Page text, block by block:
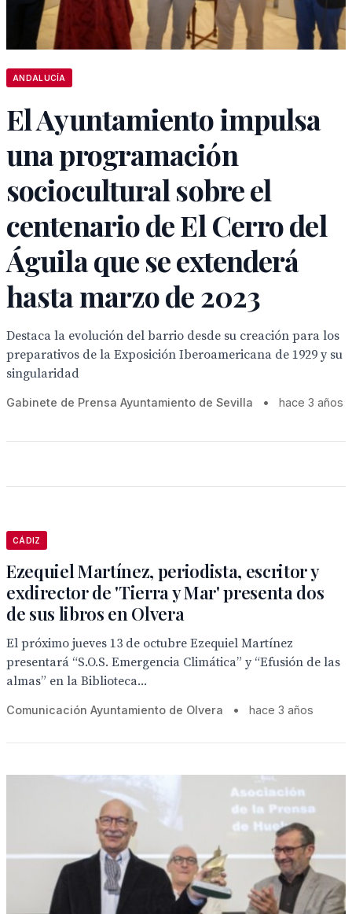
ANDALUCÍA
El Ayuntamiento impulsa
una programación
sociocultural sobre el
centenario de El Cerro del
Águila que se extenderá
hasta marzo de 2023
Destaca la evolución del barrio desde su creación para los
preparativos de la Exposición Iberoamericana de 1929 y su
singularidad
Gabinete de Prensa Ayuntamiento de Sevilla • hace 3 años
CÁDIZ
Ezequiel Martínez, periodista, escritor y
exdirector de 'Tierra y Mar' presenta dos
de sus libros en Olvera
El próximo jueves 13 de octubre Ezequiel Martínez
presentará “S.O.S. Emergencia Climática” y “Efusión de las
almas” en la Biblioteca...
Comunicación Ayuntamiento de Olvera • hace 3 años